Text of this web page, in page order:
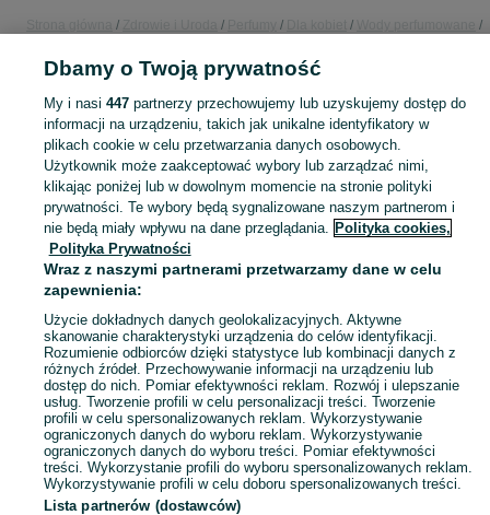
Strona główna Zdrowie i Uroda Dla kobiet
Wody perfumowane
perfumowane - Bronowice
KATEGORIA
Zobacz
Mapa kategorii
Mapa miejscowości
Mapa ministron
Popularne wyszukiwania
Dbamy o Twoją prywatność
My i nasi 447partnerzy przechowujemy lub uzyskujemy dostęp do
informacji na urządzeniu, takich jak unikalne identyfikatory w
plikach cookie w celu przetwarzania danych osobowych.
Użytkownik może zaakceptować wybory lub zarządzać nimi,
klikając poniżej lub w dowolnym momencie na stronie polityki
prywatności. Te wybory będą sygnalizowane naszym partnerom i
nie będą miały wpływu na dane przeglądania. Polityka cookies,
Polityka Prywatności
Wraz z naszymi partnerami przetwarzamy dane w celu
zapewnienia:
Użycie dokładnych danych geolokalizacyjnych. Aktywne
skanowanie charakterystyki urządzenia do celów identyfikacji.
Rozumienie odbiorców dzięki statystyce lub kombinacji danych z
różnych źródeł. Przechowywanie informacji na urządzeniu lub
dostęp do nich. Pomiar efektywności reklam. Rozwój i ulepszanie
usług. Tworzenie profili w celu personalizacji treści. Tworzenie
profili w celu spersonalizowanych reklam. Wykorzystywanie
ograniczonych danych do wyboru reklam. Wykorzystywanie
ograniczonych danych do wyboru treści. Pomiar efektywności
treści. Wykorzystanie profili do wyboru spersonalizowanych reklam.
Wykorzystywanie profili w celu doboru spersonalizowanych treści.
Lista partnerów (dostawców)